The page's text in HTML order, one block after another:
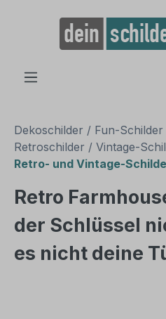
springen
Dekoschilder / Fun-Schilder
Retroschilder / Vintage-
Retro- und Vintage-
Retro
der Schlüssel
es nicht deine